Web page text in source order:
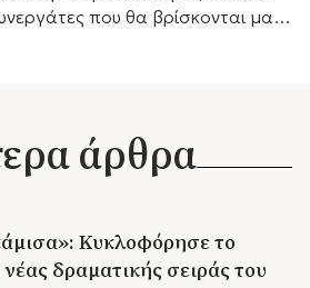
που θα βρίσκονται μαζί
άρθρα
Κυκλοφόρησε το
δραματικής σειράς του